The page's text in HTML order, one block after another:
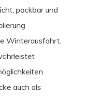
packbar und
Winterausfahrt.
auch als